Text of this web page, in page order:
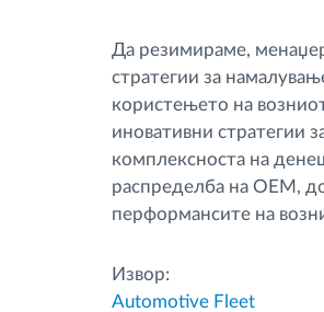
Да резимираме,
стратегии за
користењето на
иновативни стратегии
комплексноста на
распределба на OEM,
перформансите на
Извор:
Automotive Fleet